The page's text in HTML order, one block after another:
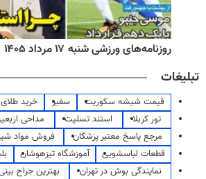
روزنامه‌های ورزشی شنبه ۱۷ مرداد ۱۴۰۵
تبلیغات
قیمت شیشه سکوریت سفیر خرید
تور کربلا
استند تسلیت مداحی
مرجع پاسخ معتبر پزشکان
فروش مواد
قطعات لباسشویی
آموزشگاه تیزهوشان
نمایندگی بوش در تهران
بهترین جراح